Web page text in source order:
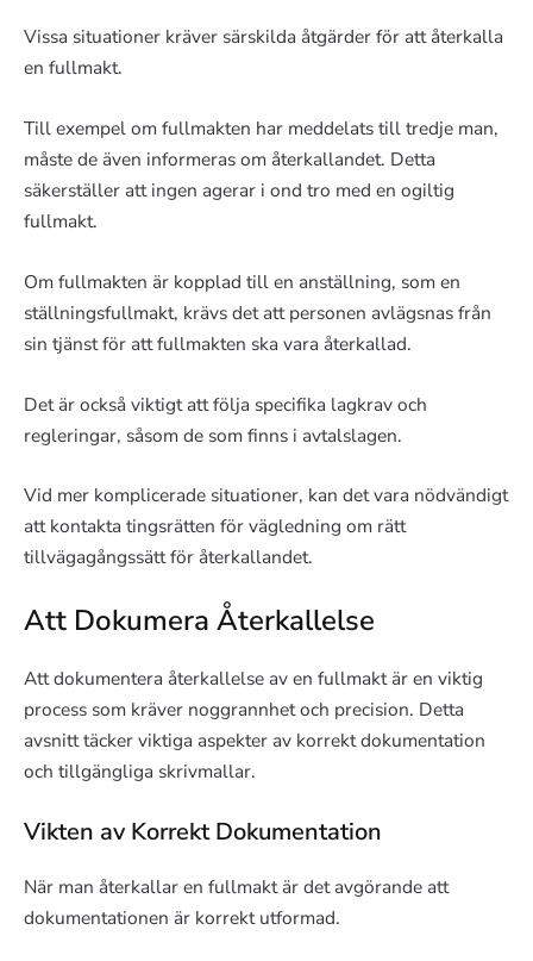
Vissa situationer kräver särskilda åtgärder för att återkalla
en fullmakt.
Till exempel om fullmakten har meddelats till tredje man,
måste de även informeras om återkallandet. Detta
säkerställer att ingen agerar i ond tro med en ogiltig
fullmakt.
Om fullmakten är kopplad till en anställning, som en
ställningsfullmakt, krävs det att personen avlägsnas från
sin tjänst för att fullmakten ska vara återkallad.
Det är också viktigt att följa specifika lagkrav och
regleringar, såsom de som finns i avtalslagen.
Vid mer komplicerade situationer, kan det vara nödvändigt
att kontakta tingsrätten för vägledning om rätt
tillvägagångssätt för återkallandet.
Att Dokumera Återkallelse
Att dokumentera återkallelse av en fullmakt är en viktig
process som kräver noggrannhet och precision. Detta
avsnitt täcker viktiga aspekter av korrekt dokumentation
och tillgängliga skrivmallar.
Vikten av Korrekt Dokumentation
När man återkallar en fullmakt är det avgörande att
dokumentationen är korrekt utformad.